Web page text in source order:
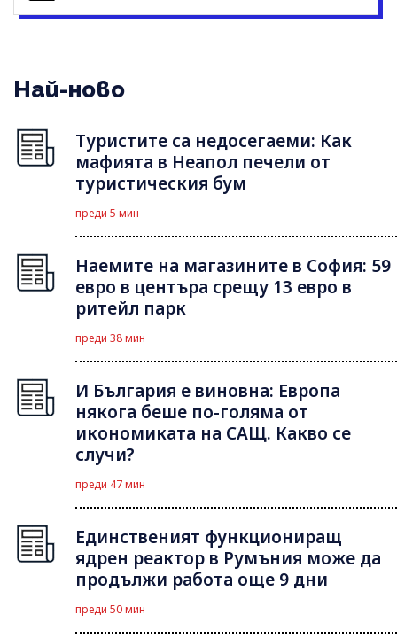
Най-ново
Туристите са недосегаеми: Как
мафията в Неапол печели от
туристическия бум
преди 5 мин
Наемите на магазините в София: 59
евро в центъра срещу 13 евро в
ритейл парк
преди 38 мин
И България е виновна: Европа
някога беше по-голяма от
икономиката на САЩ. Какво се
случи?
преди 47 мин
Единственият функциониращ
ядрен реактор в Румъния може да
продължи работа още 9 дни
преди 50 мин